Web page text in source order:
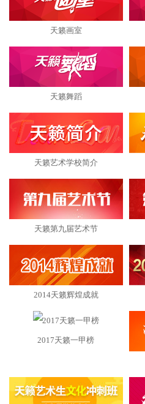
天籁画室
天籁舞蹈
天籁艺术学校简介
天籁第九届艺术节
2014天籁辉煌成就
2017天籁一甲榜